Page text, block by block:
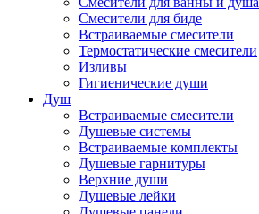
Смесители для биде
Встраиваемые смесители
Термостатические смесители
Изливы
Гигиенические души
Душ
Встраиваемые смесители
Душевые системы
Встраиваемые комплекты
Душевые гарнитуры
Верхние души
Душевые лейки